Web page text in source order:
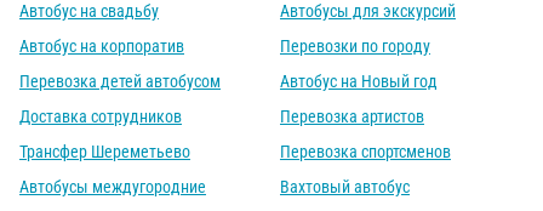
Автобус на свадьбу
Автобус на корпоратив
Перевозка детей автобусом
Доставка сотрудников
Трансфер Шереметьево
Автобусы междугородние
Автобусы для экскурсий
Перевозки по городу
Автобус на Новый год
Перевозка артистов
Перевозка спортсменов
Вахтовый автобус